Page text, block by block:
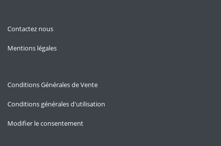
Contactez nous
Mentions légales
Conditions Générales de Vente
Conditions générales d'utilisation
Modifier le consentement